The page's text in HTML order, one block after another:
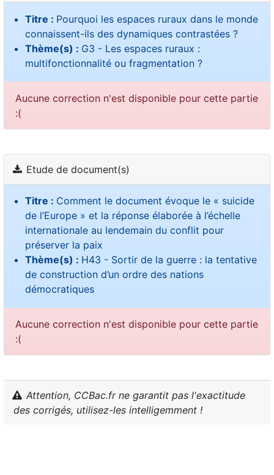
Titre : Pourquoi les espaces ruraux dans le monde
connaissent-ils des dynamiques contrastées ?
Thème(s) : G3 - Les espaces ruraux :
multifonctionnalité ou fragmentation ?
Aucune correction n'est disponible pour cette partie
:(
Etude de document(s)
Titre : Comment le document évoque le « suicide
de l’Europe » et la réponse élaborée à l’échelle
internationale au lendemain du conflit pour
préserver la paix
Thème(s) : H43 - Sortir de la guerre : la tentative
de construction d’un ordre des nations
démocratiques
Aucune correction n'est disponible pour cette partie
:(
Attention, CCBac.fr ne garantit pas l'exactitude
des corrigés, utilisez-les intelligemment !